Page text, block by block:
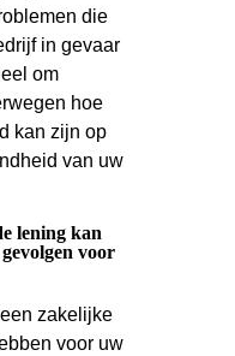
die
in gevaar
om
hoe
kan zijn op
van uw
lening kan
voor
zakelijke
voor uw